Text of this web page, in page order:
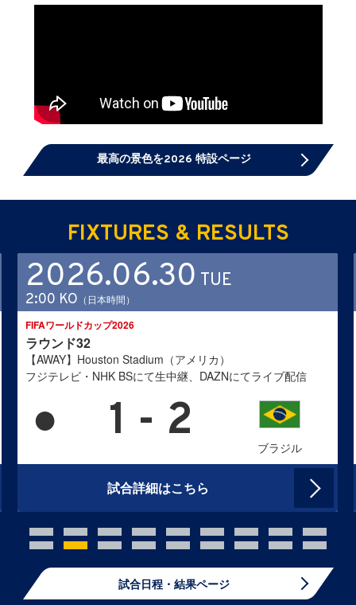
最高の景色を2026 特設ページ
FIXTURES & RESULTS
2026.06.30 TUE
2:00 KO （日本時間）
FIFAワールドカップ2026
ラウンド32
【AWAY】Houston Stadium（アメリカ）
フジテレビ・NHK BSにて生中継、DAZNにてライブ配信
● 1 - 2 ブラジル
試合詳細はこちら
試合日程・結果ページ